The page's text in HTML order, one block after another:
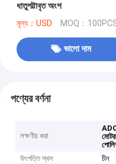
ধাতুপট্টাবৃত অংশ
মূল্য：USD MOQ：
ভালো দাম
পণ্যের বর্ণনা
লক্ষণীয় করা
উৎপত্তি স্থল
চীন